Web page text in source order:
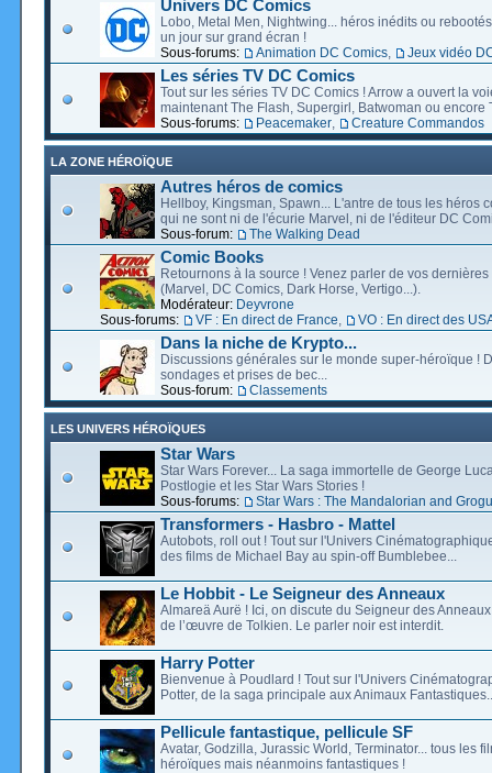
Univers DC Comics
Lobo, Metal Men, Nightwing... héros inédits ou
un jour sur grand écran !
Sous-forums:
Animation DC Comics Jeux vidéo
Les séries TV DC Comics
Tout sur les séries TV DC Comics ! Arrow a ouvert la
maintenant The Flash, Supergirl, Batwoman ou encore
Sous-forums:
Peacemaker Creature Commandos
LA ZONE HÉROÏQUE
Autres héros de comics
Hellboy, Kingsman, Spawn... L'antre de tous les héros
qui ne sont ni de l'écurie Marvel, ni de l'éditeur DC
Sous-forum:
The Walking Dead
Comic Books
Retournons à la source ! Venez parler de vos dernières
(Marvel, DC Comics, Dark Horse, Vertigo...).
Modérateur: Deyvrone
Sous-forums:
VF : En direct de France VO : En direct des
Dans la niche de Krypto...
Discussions générales sur le monde super-héroïque !
sondages et prises de bec...
Sous-forum:
Classements
LES UNIVERS HÉROÏQUES
Star Wars
Star Wars Forever... La saga immortelle de George
Postlogie et les Star Wars Stories !
Sous-forums:
Star Wars : The Mandalorian and Grogu
Transformers - Hasbro - Mattel
Autobots, roll out ! Tout sur l'Univers
des films de Michael Bay au spin-off Bumblebee...
Le Hobbit - Le Seigneur des Anneaux
Almareä Aurë ! Ici, on discute du Seigneur des
de l’œuvre de Tolkien. Le parler noir est interdit.
Harry Potter
Bienvenue à Poudlard ! Tout sur l'Univers
Potter, de la saga principale aux Animaux
Pellicule fantastique, pellicule SF
Avatar, Godzilla, Jurassic World, Terminator... tous les
héroïques mais néanmoins fantastiques !